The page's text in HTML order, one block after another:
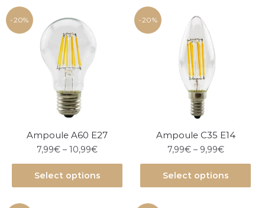
-20%
Ampoule A60 E27
7,99€ –10,99€
Select options
-20%
Ampoule C35 E14
7,99€– 9,99€
Select options